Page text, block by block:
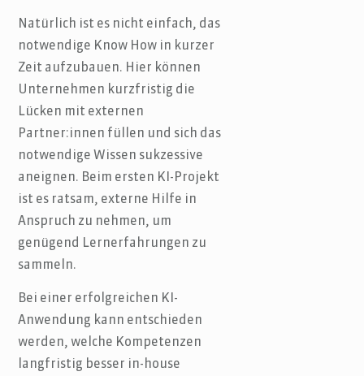
Natürlich ist es nicht einfach, das
notwendige Know How in kurzer
Zeit aufzubauen. Hier können
Unternehmen kurzfristig die
Lücken mit externen
Partner:innen füllen und sich das
notwendige Wissen sukzessive
aneignen. Beim ersten KI-Projekt
ist es ratsam, externe Hilfe in
Anspruch zu nehmen, um
genügend Lernerfahrungen zu
sammeln.
Bei einer erfolgreichen KI-
Anwendung kann entschieden
werden, welche Kompetenzen
langfristig besser in-house